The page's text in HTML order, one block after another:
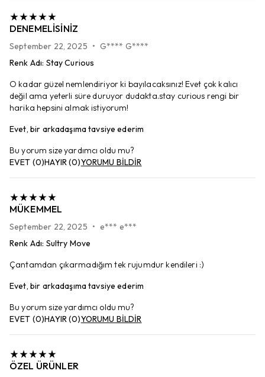
DENEMELISINIZ
September 22, 2025 • G**** G****
Renk Adı: Stay Curious
O kadar güzel nemlendiriyor ki bayılacaksınız! Evet çok kalıcı
değil ama yeterli süre duruyor dudakta.stay curious rengi bir
harika hepsini almak istiyorum!
Evet, bir arkadaşıma tavsiye ederim
Bu yorum size yardımcı oldu mu?
EVET (0)HAYIR(0)YORUMU BİLDİR
MÜKEMMEL
September 22, 2025 • e*** e***
Renk Adı: Sultry Move
Çantamdan çıkarmadığım tek rujumdur kendileri :)
Evet, bir arkadaşıma tavsiye ederim
Bu yorum size yardımcı oldu mu?
EVET (0)HAYIR(0)YORUMU BİLDİR
ÖZEL ÜRÜNLER